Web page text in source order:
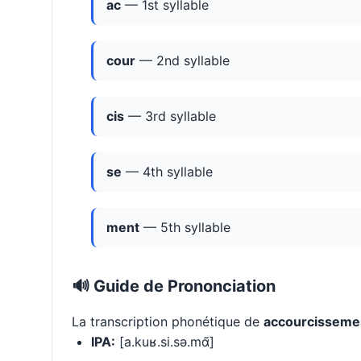
ac — 1st syllable
cour — 2nd syllable
cis — 3rd syllable
se — 4th syllable
ment — 5th syllable
🔊 Guide de Prononciation
La transcription phonétique de
IPA: [a.kuʁ.si.sə.mɑ̃]